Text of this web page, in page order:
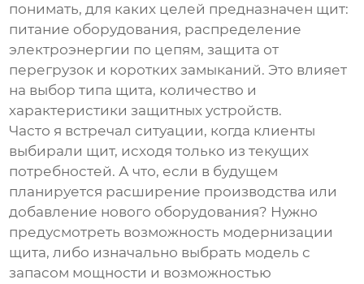
понимать, для каких целей предназначен щит:
питание оборудования, распределение
электроэнергии по цепям, защита от
перегрузок и коротких замыканий. Это влияет
на выбор типа щита, количество и
характеристики защитных устройств.
Часто я встречал ситуации, когда клиенты
выбирали щит, исходя только из текущих
потребностей. А что, если в будущем
планируется расширение производства или
добавление нового оборудования? Нужно
предусмотреть возможность модернизации
щита, либо изначально выбрать модель с
запасом мощности и возможностью